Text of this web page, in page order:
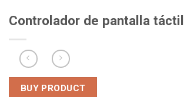
Controlador de pantalla táctil
BUY PRODUCT